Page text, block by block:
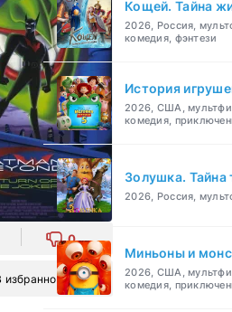
0
избранное
Кощей. Тайна
2026, Россия,
комедия, фэнтези
История
2026, США,
комедия,
Золушка. Тайна
2026, Россия,
Миньоны и
2026, США,
комедия,